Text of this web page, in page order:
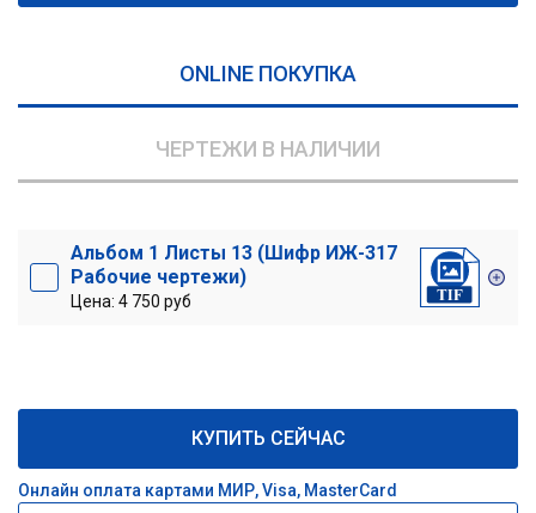
ONLINE ПОКУПКА
ЧЕРТЕЖИ В НАЛИЧИИ
Альбом 1 Листы 13 (Шифр ИЖ-317
Рабочие чертежи)
Цена: 4 750 руб
КУПИТЬ СЕЙЧАС
Онлайн оплата картами МИР, Visa, MasterCard